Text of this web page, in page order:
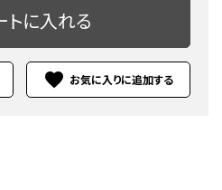
トに入れる
favorite